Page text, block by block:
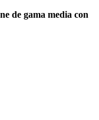
de gama media con